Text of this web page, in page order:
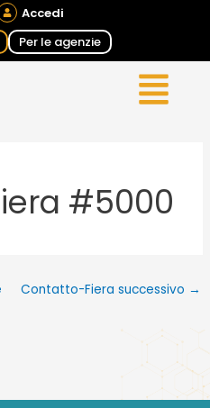
Accedi
Per le agenzie
#5000
Contatto-Fiera successivo →